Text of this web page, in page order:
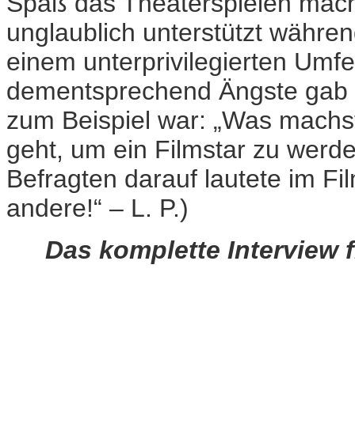
unglaublich unterstützt
einem unterprivilegierten
dementsprechend Ängste
zum Beispiel war: „Was
geht, um ein Filmstar zu
Befragten darauf lautete im
andere!“ – L. P.)
Das komplette Interview